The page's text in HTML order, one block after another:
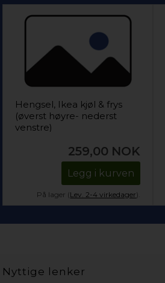
Hengsel, Ikea kjøl & frys
(øverst høyre- nederst
venstre)
259,00 NOK
Legg i kurven
På lager (Lev. 2-4 virkedager).
Nyttige lenker